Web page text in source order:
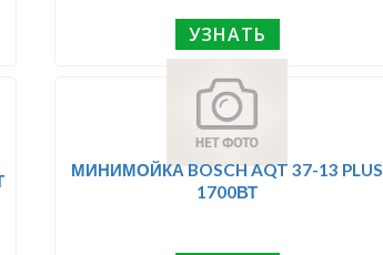
УЗНАТЬ
МИНИМОЙКА BOSCH AQT 37-13 PLUS
1700ВТ